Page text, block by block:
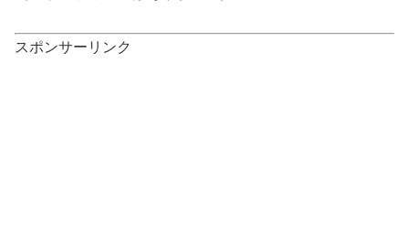
スポンサーリンク